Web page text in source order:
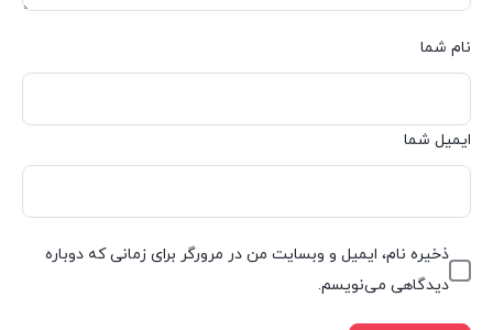
نام شما
ایمیل شما
ذخیره نام، ایمیل و وبسایت من در مرورگر برای زمانی که دوباره
دیدگاهی می‌نویسم.